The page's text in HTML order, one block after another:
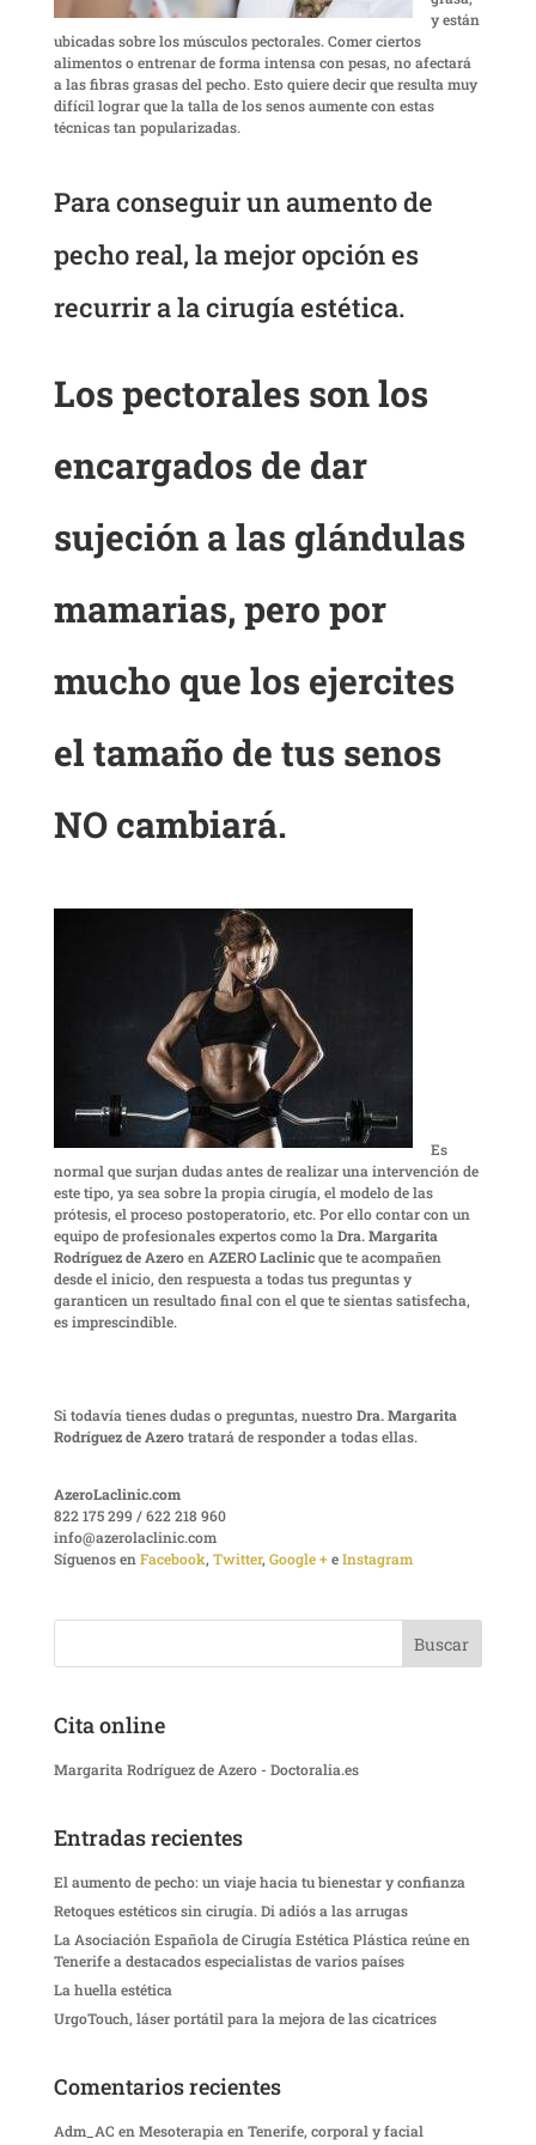
y están
ubicadas sobre los músculos pectorales. Comer ciertos
alimentos o entrenar de forma intensa con pesas, no afectará
a las fibras grasas del pecho. Esto quiere decir que resulta muy
difícil lograr que la talla de los senos aumente con estas
técnicas tan popularizadas.
Para conseguir un aumento de
pecho real, la mejor opción es
recurrir a la cirugía estética.
Los pectorales son los
encargados de dar
sujeción a las glándulas
mamarias, pero por
mucho que los ejercites
el tamaño de tus senos
NO cambiará.
Es
normal que surjan dudas antes de realizar una intervención de
este tipo, ya sea sobre la propia cirugía, el modelo de las
prótesis, el proceso postoperatorio, etc. Por ello contar con un
equipo de profesionales expertos como laDra. Margarita
Rodríguez de AzeroenAZERO Laclinicque te acompañen
desde el inicio, den respuesta a todas tus preguntas y
garanticen un resultado final con el que te sientas satisfecha,
es imprescindible.
Si todavía tienes dudas o preguntas, nuestroDra. Margarita
Rodríguez de Azerotratará de responder a todas ellas.
AzeroLaclinic.com
822 175 299 / 622 218 960
info@azerolaclinic.com
Síguenos enFacebook, Twitter, Google +eInstagram
Cita online
Margarita Rodríguez de Azero - Doctoralia.es
Entradas recientes
El aumento de pecho: un viaje hacia tu bienestar y confianza
Retoques estéticos sin cirugía. Di adiós a las arrugas
La Asociación Española de Cirugía Estética Plástica reúne en
Tenerife a destacados especialistas de varios países
La huella estética
UrgoTouch, láser portátil para la mejora de las cicatrices
Comentarios recientes
Adm_AC enMesoterapia en Tenerife, corporal y facial